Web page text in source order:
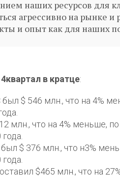
наших ресурсов для
агрессивно на рынке и
и опыт как для наших
в кратце:
был $ 546 млн., что на 4%
млн., что на 4% меньше,
$ 376 млн., что н3%
$465 млн., что на